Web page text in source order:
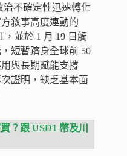
治不確定性迅速轉化
敘事高度連動的
，並於 1 月 19 日觸
短暫躋身全球前 50
與長期賦能支撐
證明，缺乏基本面
？跟 USD1 幣及川